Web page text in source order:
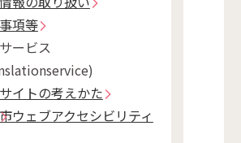
項等
ービス
イトの考えかた
ウェブアクセシビリティ